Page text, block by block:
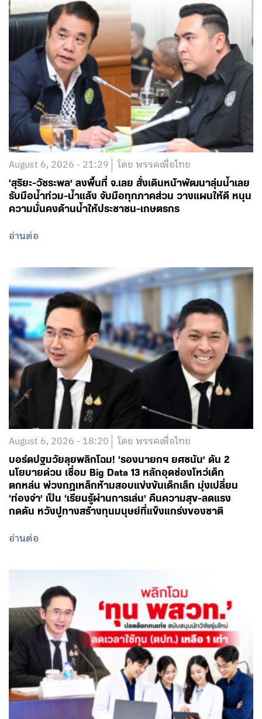
August 6, 2026 - 21:29 โดย พรรคเพื่อไทย
‘สุริยะ-วัชระพล’ ลงพื้นที่ จ.เลย สั่งเดินหน้าพัฒนาลุ่มน้ำเลย
รับมือน้ำท่วม-น้ำแล้ง จับมือทุกภาคส่วน วางแผนให้ดี หนุน
ความมั่นคงด้านน้ำให้ประชาชน-เกษตรกร
อ่านต่อ
August 6, 2026 - 18:20 โดย พรรคเพื่อไทย
บอร์ดปฐมวัยลุยพลิกโฉม! ‘รองนายกฯ ยศชนัน’ ดัน 2
นโยบายด่วน เชื่อม Big Data 13 หลักอุดช่องโหว่เด็ก
ตกหล่น พ่วงกฎเหล็กห้ามสอบแข่งขันเด็กเล็ก มุ่งเปลี่ยน
‘ท่องจำ’ เป็น ‘เรียนรู้ผ่านการเล่น’ คืนความสุข-ลดแรง
กดดัน หวังปูทางสร้างทุนมนุษย์ที่แข็งแกร่งของชาติ
อ่านต่อ